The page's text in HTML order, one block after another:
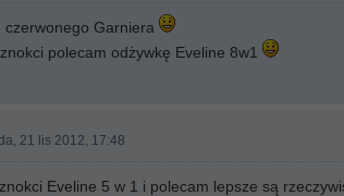
Garniera
polecam odżywkę Eveline 8w1
21 lis 2012, 17:48
Eveline 5 w 1 i polecam lepsze są